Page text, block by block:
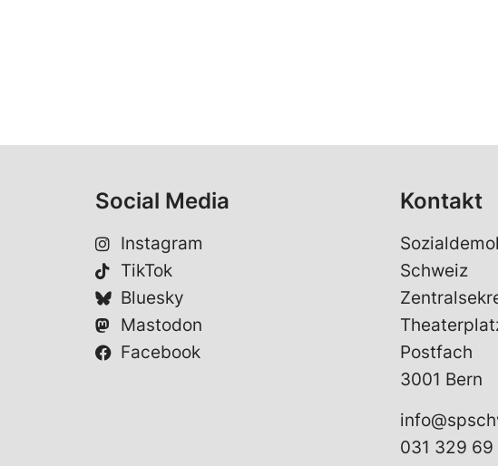
Social Media
Instagram
TikTok
Bluesky
Mastodon
Facebook
Kontakt
Schweiz
Postfach
3001 Bern
031 329 69